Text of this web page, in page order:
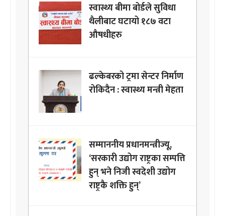
स्वास्थ्य बीमा बोर्डले सुविधा
थैलीबाट घटायो १८७ वटा
औषधीहरु
ढल्केबरको ट्रमा सेन्टर निर्माण
रोकिदैन : स्वास्थ्य मन्त्री मेहता
सम्माननीय प्रधानमन्त्रीज्यू,
‘सरकारी उद्योग राष्ट्रका सम्पत्ति
हुन् भने निजी स्वदेशी उद्योग
राष्ट्रकै शक्ति हुन्’